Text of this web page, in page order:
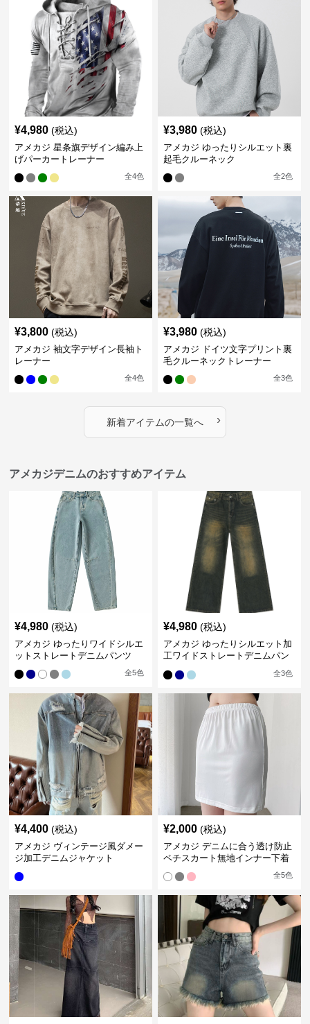
¥4,980 (税込)
アメカジ 星条旗デザイン編み上
げパーカートレーナー
全4色
¥3,980 (税込)
アメカジ ゆったりシルエット裏
起毛クルーネック
全2色
¥3,800 (税込)
アメカジ 袖文字デザイン長袖ト
レーナー
全4色
¥3,980 (税込)
アメカジ ドイツ文字プリント裏
毛クルーネックトレーナー
全3色
新着アイテムの一覧へ ›
アメカジデニムのおすすめアイテム
¥4,980 (税込)
アメカジ ゆったりワイドシルエ
ットストレートデニムパンツ
全5色
¥4,980 (税込)
アメカジ ゆったりシルエット加
工ワイドストレートデニムパン
全3色
¥4,400 (税込)
アメカジ ヴィンテージ風ダメー
ジ加工デニムジャケット
¥2,000 (税込)
アメカジ デニムに合う透け防止
ペチスカート無地インナー下着
全5色